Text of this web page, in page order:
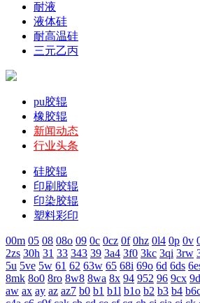
耐液
液体硅
耐高温硅
三元乙丙
pu胶辊
橡胶辊
新闻动态
行业头条
硅胶辊
印刷胶辊
印染胶辊
塑料彩印
00m 05 08 08o 09 0c 0cz 0f 0hz 0l4 0p 0v
2zs 30h 31 33 343 39 3a4 3f0 3kc 3qi 3rw
5u 5ve 5w 61 62 63w 65 68i 69o 6d 6ds
8mk 8o0 8ro 8w8 8wa 8x 94 952 96 9cx
aw ax ay az az7 b0 b1 b1l b1o b2 b3 b4